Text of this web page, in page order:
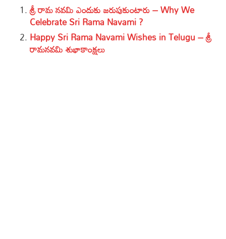
శ్రీ రామ నవమి ఎందుకు జరుపుకుంటారు – Why We
Celebrate Sri Rama Navami ?
Happy Sri Rama Navami Wishes in Telugu – శ్రీ
రామనవమి శుభాకాంక్షలు